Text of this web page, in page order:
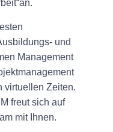
und
Management
virtuellen Zeiten.
freut sich auf
mit Ihnen.